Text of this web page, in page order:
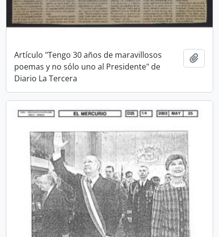
Artículo "Tengo 30 años de maravillosos
poemas y no sólo uno al Presidente" de
Diario La Tercera